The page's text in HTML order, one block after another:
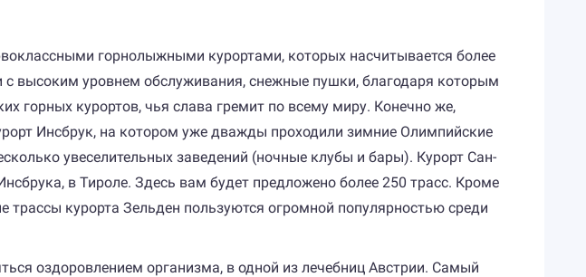
горнолыжными курортами, которых насчитывается более
высоким уровнем обслуживания, снежные пушки, благодаря которым
горных курортов, чья слава гремит по всему миру. Конечно же,
Инсбрук, на котором уже дважды проходили зимние Олимпийские
увеселительных заведений (ночные клубы и бары). Курорт Сан-
в Тироле. Здесь вам будет предложено более 250 трасс. Кроме
курорта Зельден пользуются огромной популярностью среди
оздоровлением организма, в одной из лечебниц Австрии. Самый